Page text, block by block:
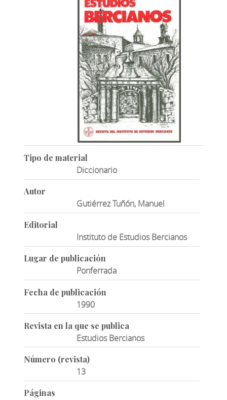
Tipo de material
Diccionario
Autor
Gutiérrez Tuñón, Manuel
Editorial
Instituto de Estudios Bercianos
Lugar de publicación
Ponferrada
Fecha de publicación
1990
Revista en la que se publica
Estudios Bercianos
Número (revista)
13
Páginas